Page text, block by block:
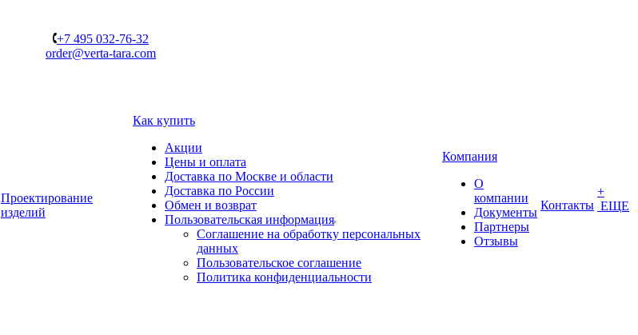
+7 495 032-76-32
order@verta-tara.com
Проектирование
изделий
Как купить
Акции
Цены и оплата
Доставка по Москве и области
Доставка по России
Обмен и возврат
Пользовательская информация
Соглашение на обработку персональных
данных
Пользовательское соглашение
Политика конфиденциальности
Компания
О
компании
Документы
Партнеры
Отзывы
Контакты
+
ЕЩЕ